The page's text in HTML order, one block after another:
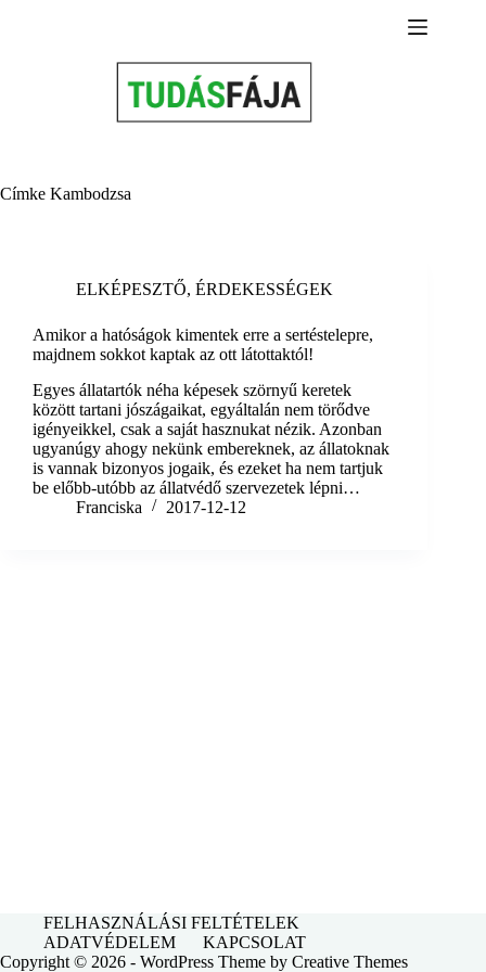
Címke Kambodzsa
ELKÉPESZTŐ, ÉRDEKESSÉGEK
Amikor a hatóságok kimentek erre a sertéstelepre,
majdnem sokkot kaptak az ott látottaktól!
Egyes állatartók néha képesek szörnyű keretek
között tartani jószágaikat, egyáltalán nem törődve
igényeikkel, csak a saját hasznukat nézik. Azonban
ugyanúgy ahogy nekünk embereknek, az állatoknak
is vannak bizonyos jogaik, és ezeket ha nem tartjuk
be előbb-utóbb az állatvédő szervezetek lépni…
Franciska
2017-12-12
FELHASZNÁLÁSI FELTÉTELEK
ADATVÉDELEM
KAPCSOLAT
Copyright © 2026 - WordPress Theme by Creative Themes